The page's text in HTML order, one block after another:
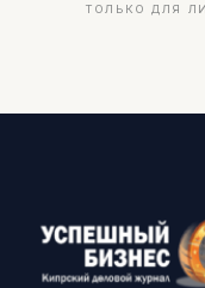
ТОЛЬКО ДЛЯ